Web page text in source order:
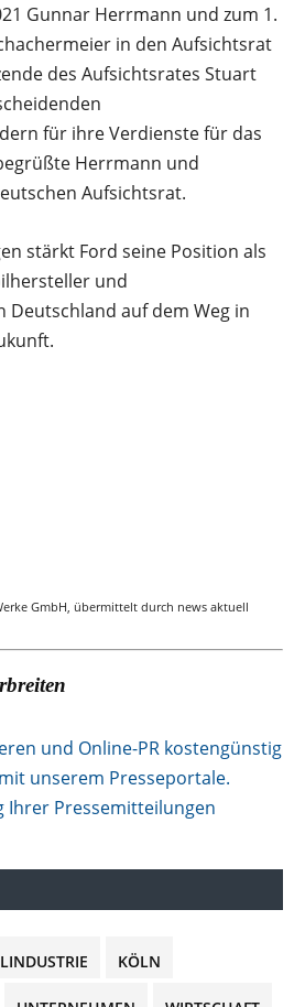
Gunnar Herrmann und zum 1.
in den Aufsichtsrat
des Aufsichtsrates Stuart
für ihre Verdienste für das
Herrmann und
Aufsichtsrat.
stärkt Ford seine Position als
und
auf dem Weg in
GmbH, übermittelt durch news aktuell
und Online-PR kostengünstig
unserem Presseportale.
Ihrer Pressemitteilungen
KÖLN